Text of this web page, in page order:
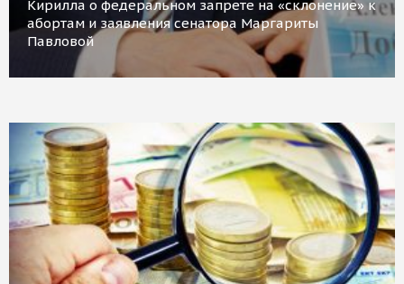
Кирилла о федеральном запрете на «склонение» к
абортам и заявления сенатора Маргариты
Павловой